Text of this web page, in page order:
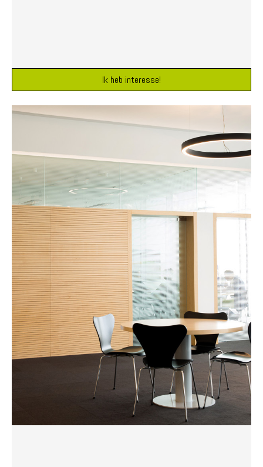
Ik heb interesse!